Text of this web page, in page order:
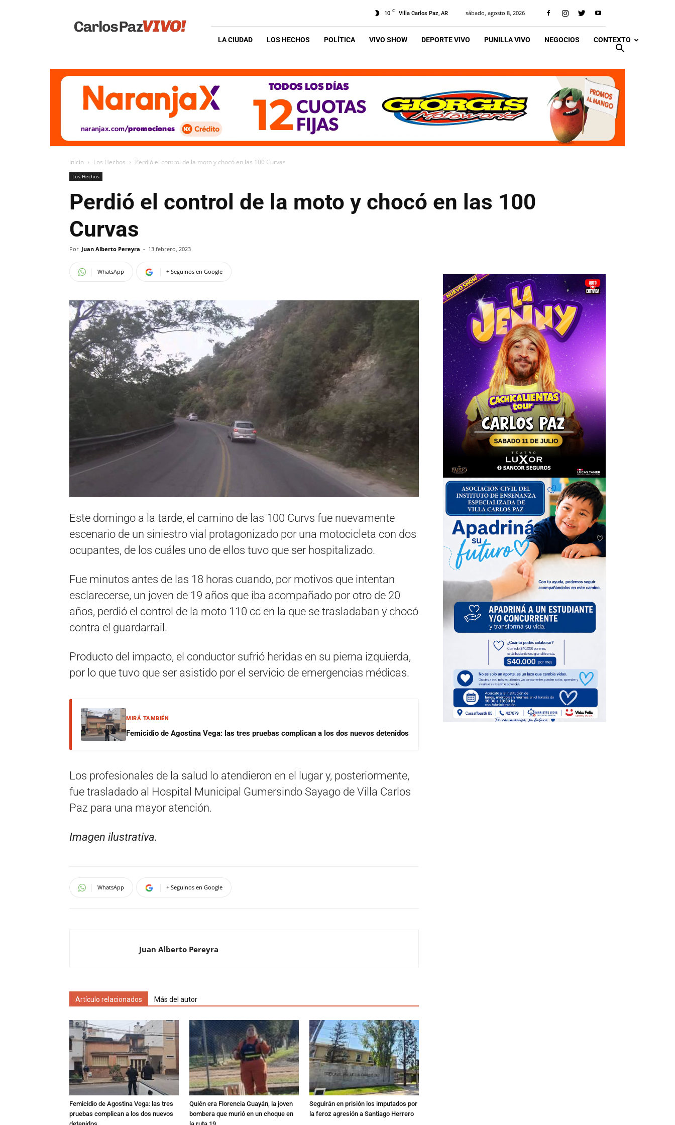
Vivo
10 C Villa Carlos Paz, AR sábado, agosto 8, 2026
LA CIUDAD LOS HECHOS POLÍTICA VIVO SHOW DEPORTE VIVO PUNILLA VIVO NEGOCIOS CONTEXTO
Inicio Los Hechos Perdió el control de la moto y chocó en las 100 Curvas
Los Hechos
Perdió el control de la moto y chocó en las 100
Curvas
Por Juan Alberto Pereyra - 13 febrero, 2023
WhatsApp + Seguinos en Google
Este domingo a la tarde, el camino de las 100 Curvs fue nuevamente
escenario de un siniestro vial protagonizado por una motocicleta con dos
ocupantes, de los cuáles uno de ellos tuvo que ser hospitalizado.
Fue minutos antes de las 18 horas cuando, por motivos que intentan
esclarecerse, un joven de 19 años que iba acompañado por otro de 20
años, perdió el control de la moto 110 cc en la que se trasladaban y chocó
contra el guardarrail.
Producto del impacto, el conductor sufrió heridas en su pierna izquierda,
por lo que tuvo que ser asistido por el servicio de emergencias médicas.
MIRÁ TAMBIÉN
Femicidio de Agostina Vega: las tres pruebas complican a los dos nuevos detenidos
Los profesionales de la salud lo atendieron en el lugar y, posteriormente,
fue trasladado al Hospital Municipal Gumersindo Sayago de Villa Carlos
Paz para una mayor atención.
Imagen ilustrativa.
WhatsApp + Seguinos en Google
Juan Alberto Pereyra
Artículo relacionados Más del autor
Femicidio de Agostina Vega: las tres
pruebas complican a los dos nuevos
Quién era Florencia Guayán, la joven
bombera que murió en un choque en
Seguirán en prisión los imputados por
la feroz agresión a Santiago Herrero